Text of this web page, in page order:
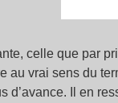
celle que par
au vrai sens du
d’avance. Il en